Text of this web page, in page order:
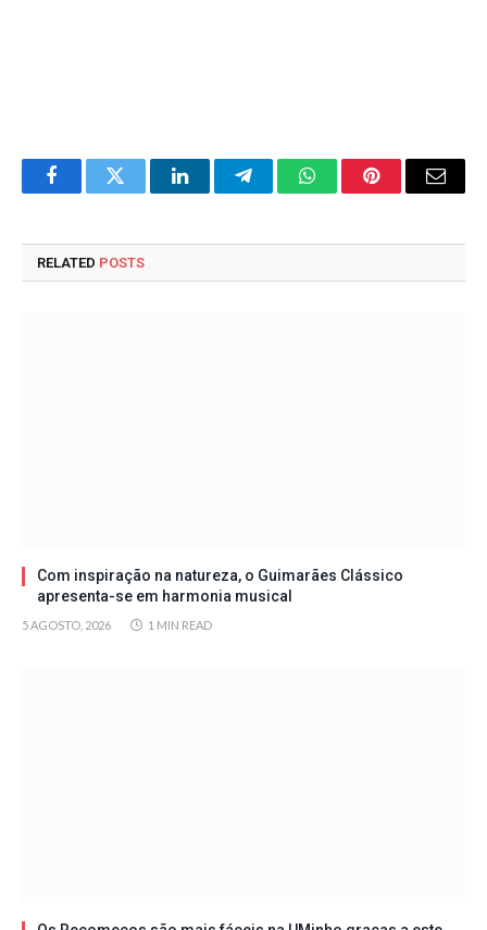
FacebookTwitter LinkedInTelegramWhatsAppPinterestEmail
RELATED POSTS
Com inspiração na natureza, o Guimarães Clássico
apresenta-se em harmonia musical
5 AGOSTO, 2026 1 MIN READ